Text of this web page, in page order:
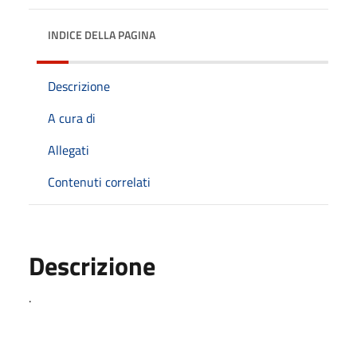
INDICE DELLA PAGINA
Descrizione
A cura di
Allegati
Contenuti correlati
Descrizione
.